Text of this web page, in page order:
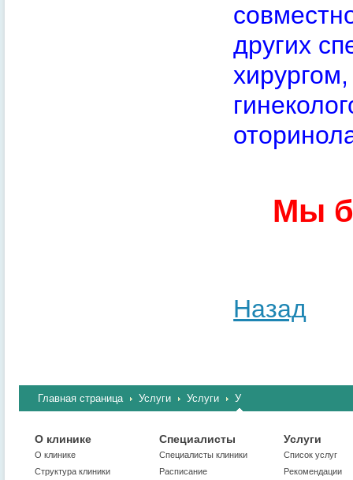
других
Мы
Назад
Главная страница Услуги Услуги У
О клинике
О клинике
Структура клиники
Специалисты
Cпециалисты клиники
Расписание
Услуги
Список услуг
Рекомендации